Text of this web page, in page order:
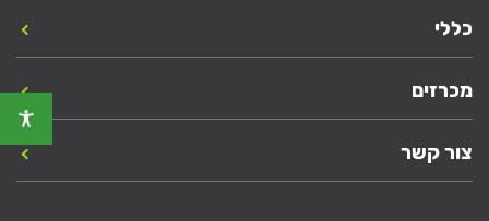
כללי
מכרזים
צור קשר